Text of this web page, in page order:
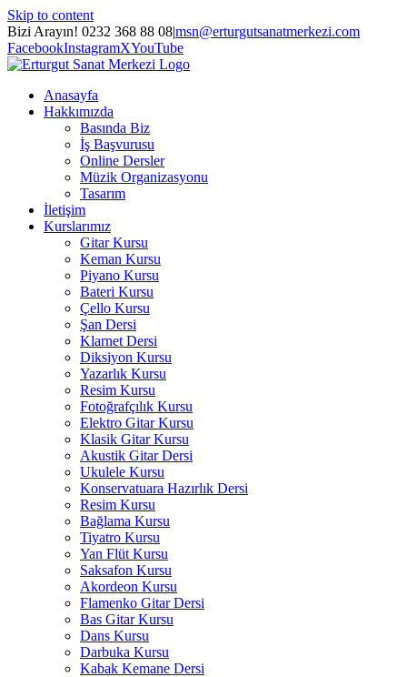
Skip to content
Bizi Arayın! 0232 368 88 08|msn@erturgutsanatmerkezi.com
FacebookInstagramXYouTube
Anasayfa
Hakkımızda
Basında Biz
İş Başvurusu
Online Dersler
Müzik Organizasyonu
Tasarım
İletişim
Kurslarımız
Gitar Kursu
Keman Kursu
Piyano Kursu
Bateri Kursu
Çello Kursu
Şan Dersi
Klarnet Dersi
Diksiyon Kursu
Yazarlık Kursu
Resim Kursu
Fotoğrafçılık Kursu
Elektro Gitar Kursu
Klasik Gitar Kursu
Akustik Gitar Dersi
Ukulele Kursu
Konservatuara Hazırlık Dersi
Resim Kursu
Bağlama Kursu
Tiyatro Kursu
Yan Flüt Kursu
Saksafon Kursu
Akordeon Kursu
Flamenko Gitar Dersi
Bas Gitar Kursu
Dans Kursu
Darbuka Kursu
Kabak Kemane Dersi